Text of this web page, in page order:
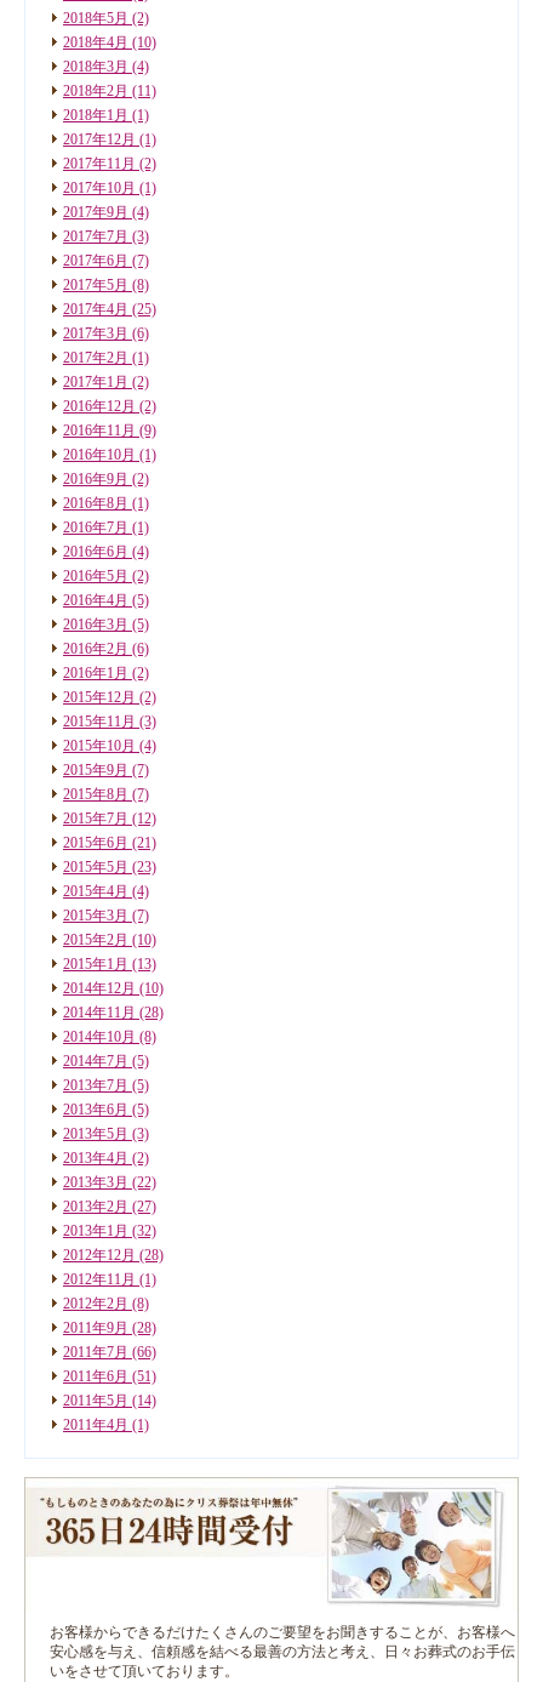
2018年5月 (2)
2018年4月 (10)
2018年3月 (4)
2018年2月 (11)
2018年1月 (1)
2017年12月 (1)
2017年11月 (2)
2017年10月 (1)
2017年9月 (4)
2017年7月 (3)
2017年6月 (7)
2017年5月 (8)
2017年4月 (25)
2017年3月 (6)
2017年2月 (1)
2017年1月 (2)
2016年12月 (2)
2016年11月 (9)
2016年10月 (1)
2016年9月 (2)
2016年8月 (1)
2016年7月 (1)
2016年6月 (4)
2016年5月 (2)
2016年4月 (5)
2016年3月 (5)
2016年2月 (6)
2016年1月 (2)
2015年12月 (2)
2015年11月 (3)
2015年10月 (4)
2015年9月 (7)
2015年8月 (7)
2015年7月 (12)
2015年6月 (21)
2015年5月 (23)
2015年4月 (4)
2015年3月 (7)
2015年2月 (10)
2015年1月 (13)
2014年12月 (10)
2014年11月 (28)
2014年10月 (8)
2014年7月 (5)
2013年7月 (5)
2013年6月 (5)
2013年5月 (3)
2013年4月 (2)
2013年3月 (22)
2013年2月 (27)
2013年1月 (32)
2012年12月 (28)
2012年11月 (1)
2012年2月 (8)
2011年9月 (28)
2011年7月 (66)
2011年6月 (51)
2011年5月 (14)
2011年4月 (1)
お客様からできるだけたくさんのご要望をお聞きすることが、お客様へ
安心感を与え、信頼感を結べる最善の方法と考え、日々お葬式のお手伝
いをさせて頂いております。